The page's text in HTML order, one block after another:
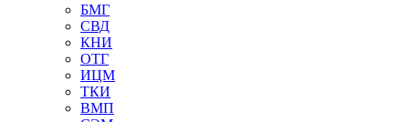
БМГ
СВД
КНИ
ОТГ
ИЦМ
ТКИ
ВМП